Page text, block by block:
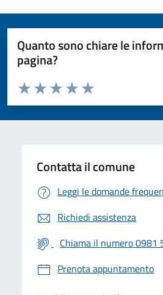
Quanto sono chiare le
pagina?
Valuta da 1 a 5 stelle la pagina
Valuta 5 stelle su 5
Valuta 4 stelle su 5
Valuta 3 stelle su 5
Valuta 2 stelle su 5
Valuta 1 stelle su 5
Contatta il comune
Leggi le domande
Richiedi assistenza
Chiama il numero 0981
Prenota appuntamento